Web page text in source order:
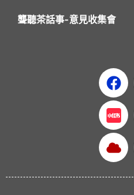
聾聽茶話事-意見收集會